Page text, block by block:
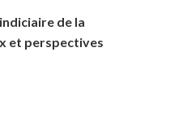
de la
et perspectives